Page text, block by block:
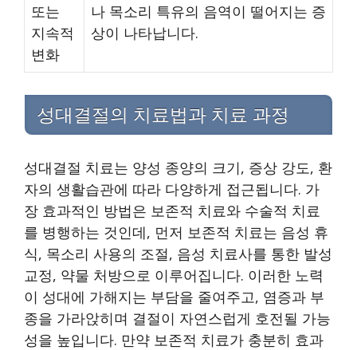
또는
지속적
변화
나 목소리 특유의 음역이 떨어지는 증
상이 나타납니다.
성대결절의 치료법과 치료 과정
성대결절 치료는 양성 종양의 크기, 증상 강도, 환
자의 생활습관에 따라 다양하게 접근됩니다. 가
장 효과적인 방법은 보존적 치료와 수술적 치료
를 병행하는 것인데, 먼저 보존적 치료는 음성 휴
식, 목소리 사용의 조절, 음성 치료사를 통한 발성
교정, 약물 처방으로 이루어집니다. 이러한 노력
이 성대에 가해지는 부담을 줄여주고, 염증과 부
종을 가라앉히며 결절이 자연스럽게 호전될 가능
성을 높입니다. 만약 보존적 치료가 충분히 효과